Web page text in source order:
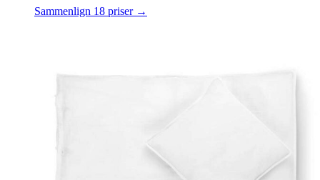
Sammenlign 18 priser →